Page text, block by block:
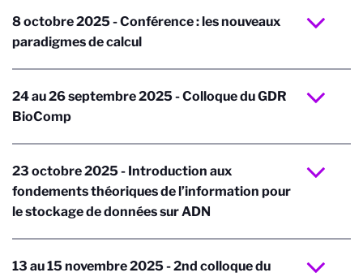
8 octobre 2025 - Conférence : les nouveaux
paradigmes de calcul
24 au 26 septembre 2025 - Colloque du GDR
BioComp
23 octobre 2025 - Introduction aux
fondements théoriques de l’information pour
le stockage de données sur ADN
13 au 15 novembre 2025 - 2nd colloque du